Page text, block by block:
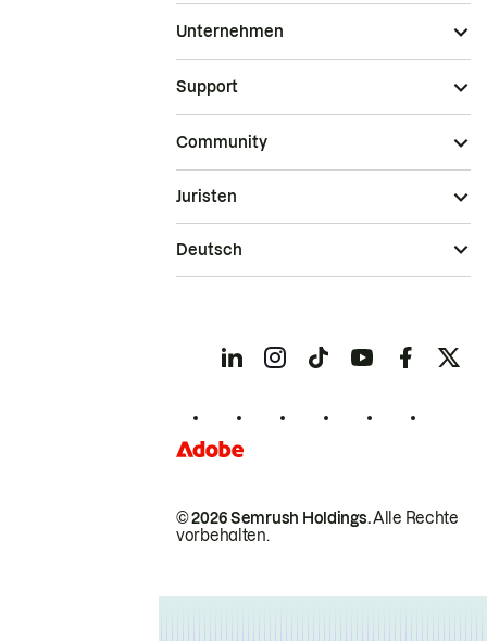
Unternehmen
Support
Community
© 2026 Semrush Holdings.Alle Rechte
vorbehalten.
Juristen
Deutsch